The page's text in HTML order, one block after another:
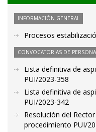
INFORMACIÓN GENERAL
Procesos
CONVOCATORIAS DE
Lista definitiva de
PUI/2023-358
Lista definitiva de
PUI/2023-342
Resolución del
procedimiento PUI/